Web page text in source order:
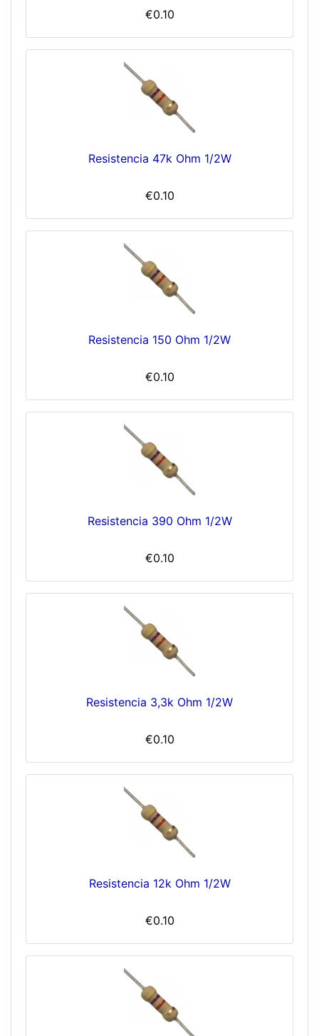
€0.10
Resistencia 47k Ohm 1/2W
€0.10
Resistencia 150 Ohm 1/2W
€0.10
Resistencia 390 Ohm 1/2W
€0.10
Resistencia 3,3k Ohm 1/2W
€0.10
Resistencia 12k Ohm 1/2W
€0.10